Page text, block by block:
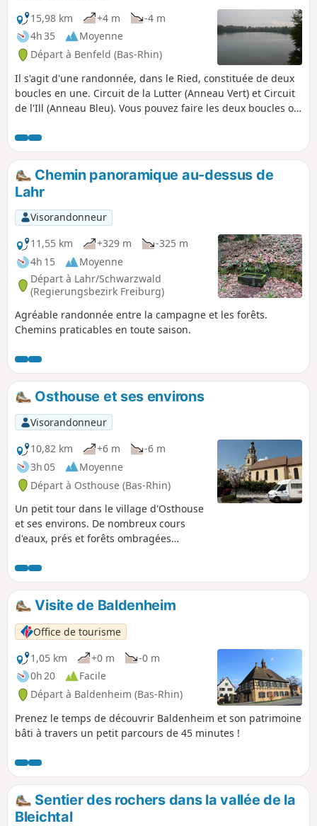
15,98 km
+4 m
-4 m
4h 35
Moyenne
Départ à Benfeld (Bas-Rhin)
Il s'agit d'une randonnée, dans le Ried, constituée de deux
boucles en une. Circuit de la Lutter (Anneau Vert) et Circuit
de l'Ill (Anneau Bleu). Vous pouvez faire les deux boucles ou
n'y pas de dénivelé. Le circuit commence au plan d'eau de
Benfeld puis traverse forêts et champs, suit les cours d'eau
de la Lutter, la Muhlbach puis l'Ill sur des chemins de forêt
et sentiers (très peu de bitume).
Chemin panoramique au-dessus de
Lahr
Visorandonneur
11,55 km
+329 m
-325 m
4h 15
Moyenne
Départ à Lahr/Schwarzwald
(Regierungsbezirk Freiburg)
Agréable randonnée entre la campagne et les forêts.
Chemins praticables en toute saison.
Osthouse et ses environs
Visorandonneur
10,82 km
+6 m
-6 m
3h 05
Moyenne
Départ à Osthouse (Bas-Rhin)
Un petit tour dans le village d'Osthouse
et ses environs. De nombreux cours
d'eaux, prés et forêts ombragées
château et l'église valent également le
détour.
Visite de Baldenheim
Office de tourisme
1,05 km
+0 m
-0 m
0h 20
Facile
Départ à Baldenheim (Bas-Rhin)
Prenez le temps de découvrir Baldenheim et son patrimoine
bâti à travers un petit parcours de 45 minutes !
Sentier des rochers dans la vallée de la
Bleichtal